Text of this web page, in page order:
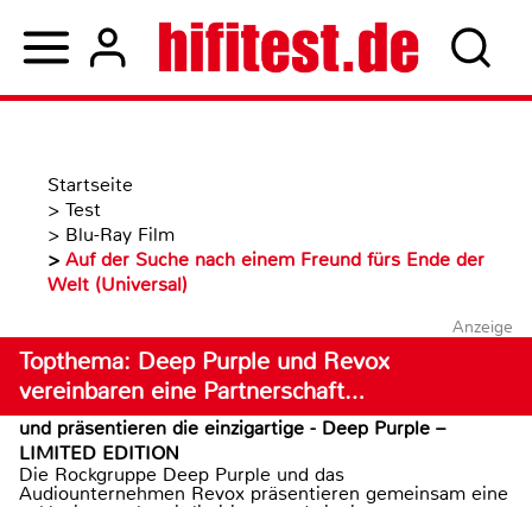
Startseite
> Test
> Blu-Ray Film
> Auf der Suche nach einem Freund fürs Ende der
Welt (Universal)
Anzeige
Topthema: Deep Purple und Revox
vereinbaren eine Partnerschaft…
und präsentieren die einzigartige - Deep Purple –
LIMITED EDITION
Die Rockgruppe Deep Purple und das
Audiounternehmen Revox präsentieren gemeinsam eine